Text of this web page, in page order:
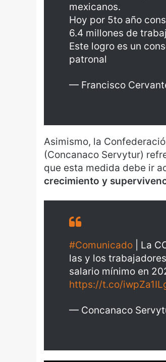
mexicanos.
Hoy por 5to año
6.4 millones de
Este logro es un
patronal
— Francisco
Asimismo, la
(Concanaco Servytur)
que esta medida debe ir
crecimiento y
#Comunicado | La
las y los
salario mínimo en
https://t.co/
— Concanaco